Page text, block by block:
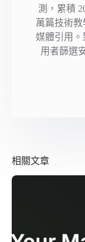
測，累積
萬篇技術
媒體引用
用者篩選
相關文章